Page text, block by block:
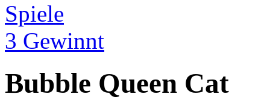
Spiele
3 Gewinnt
Bubble Queen Cat